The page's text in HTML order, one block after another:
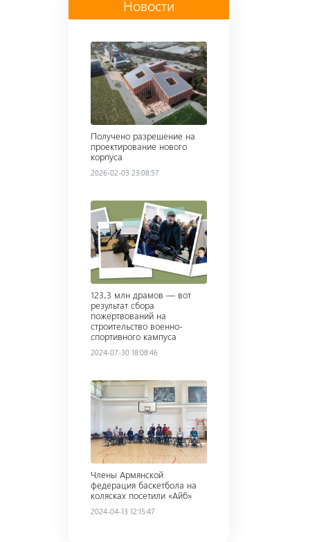
Новости
Read more
Получено разрешение на
проектирование нового
корпуса
2026-02-03 23:08:57
Read more
123․3 млн драмов — вот
результат сбора
пожертвований на
строительство военно-
спортивного кампуса
2024-07-30 18:08:46
Read more
Члены Армянской
федерация баскетбола на
колясках посетили «Айб»
2024-04-13 12:15:47